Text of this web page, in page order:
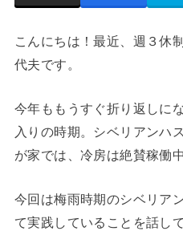
こんにちは！最近、週３休
代夫です。
今年ももうすぐ折り返しに
入りの時期。シベリアンハ
が家では、冷房は絶賛稼働中
今回は梅雨時期のシベリア
て実践していることを話し